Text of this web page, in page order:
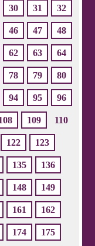
30 31 32
46 47 48
62 63 64
78 79 80
94 95 96
109 110
122 123
135 136
148 149
161 162
174 175